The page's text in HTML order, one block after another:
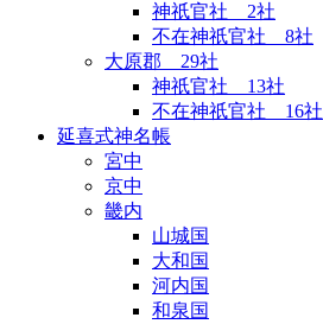
神祇官社 2社
不在神祇官社 8社
大原郡 29社
神祇官社 13社
不在神祇官社 16社
延喜式神名帳
宮中
京中
畿内
山城国
大和国
河内国
和泉国